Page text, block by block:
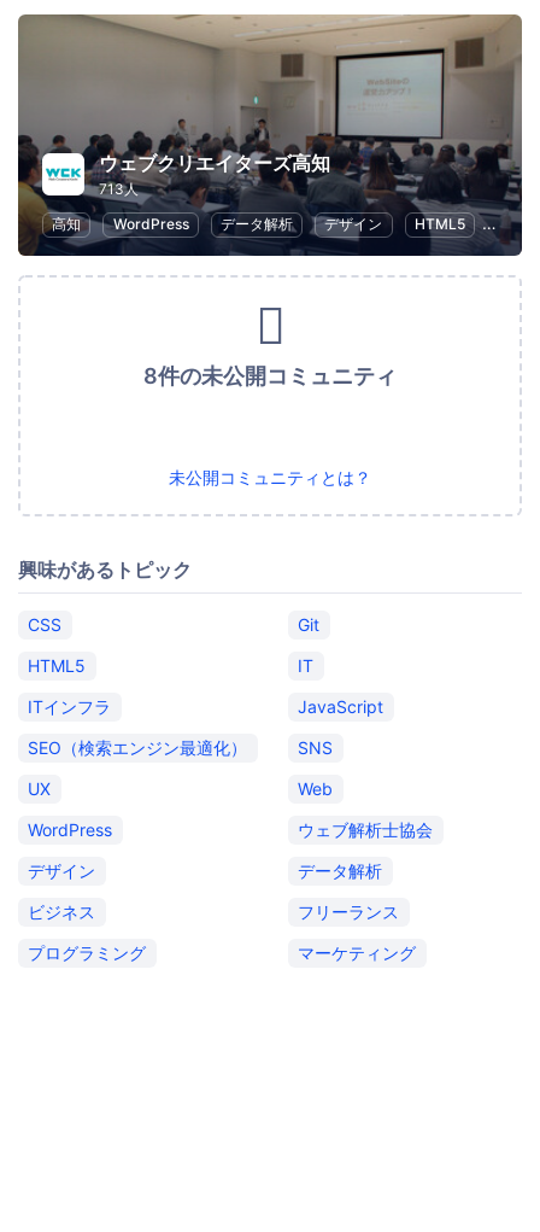
ウェブクリエイターズ高知
713人
高知
WordPress データ解析 デザイン HTML5 Web
8件の未公開コミュニティ
未公開コミュニティとは？
興味があるトピック
CSS
Git
HTML5
IT
ITインフラ
JavaScript
SEO（検索エンジン最適化）
SNS
UX
Web
WordPress
ウェブ解析士協会
デザイン
データ解析
ビジネス
フリーランス
プログラミング
マーケティング